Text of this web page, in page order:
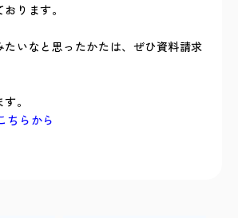
ります。
たいなと思ったかたは、ぜひ資料請求
。
ちらから